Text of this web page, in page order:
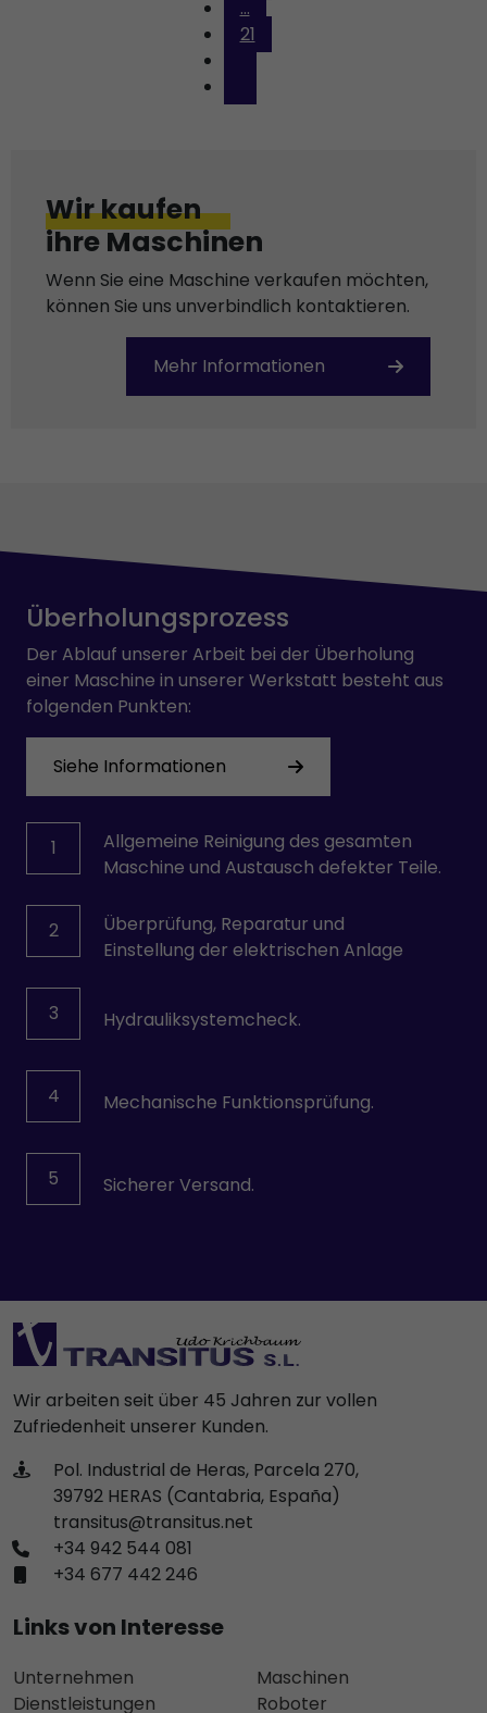
...
21
Wir kaufen
ihre Maschinen
Wenn Sie eine Maschine verkaufen möchten,
können Sie uns unverbindlich kontaktieren.
Mehr Informationen
Überholungsprozess
Der Ablauf unserer Arbeit bei der Überholung
einer Maschine in unserer Werkstatt besteht aus
folgenden Punkten:
Siehe Informationen
1
Allgemeine Reinigung des gesamten
Maschine und Austausch defekter Teile.
2
Überprüfung, Reparatur und
Einstellung der elektrischen Anlage
3 Hydrauliksystemcheck.
4 Mechanische Funktionsprüfung.
5 Sicherer Versand.
Wir arbeiten seit über 45 Jahren zur vollen
Zufriedenheit unserer Kunden.
Pol. Industrial de Heras, Parcela 270,
39792 HERAS (Cantabria, España)
transitus@transitus.net
+34 942 544 081
+34 677 442 246
Links von Interesse
Unternehmen
Dienstleistungen
Maschinen
Roboter